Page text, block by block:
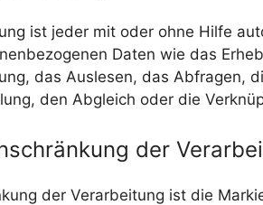
ist jeder mit oder ohne Hilfe
Daten wie das
das Auslesen, das Abfragen,
den Abgleich oder die
der
der Verarbeitung ist die